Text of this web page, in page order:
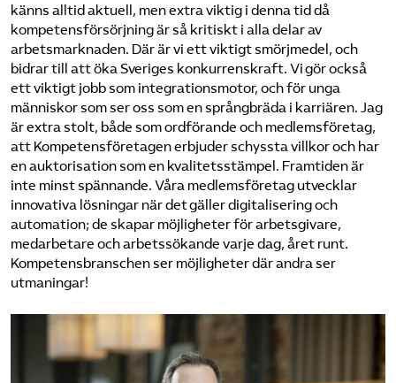
känns alltid aktuell, men extra viktig i denna tid då
kompetensförsörjning är så kritiskt i alla delar av
arbetsmarknaden. Där är vi ett viktigt smörjmedel, och
bidrar till att öka Sveriges konkurrenskraft. Vi gör också
ett viktigt jobb som integrationsmotor, och för unga
människor som ser oss som en språngbräda i karriären. Jag
är extra stolt, både som ordförande och medlems­företag,
att Kompetens­företagen erbjuder schyssta villkor och har
en auktorisation som en kvalitetsstämpel. Framtiden är
inte minst spännande. Våra medlems­företag utvecklar
innovativa lösningar när det gäller digitalisering och
automation; de skapar möjligheter för arbetsgivare,
medarbetare och arbetssökande varje dag, året runt.
Kompetens­branschen ser möjligheter där andra ser
utmaningar!